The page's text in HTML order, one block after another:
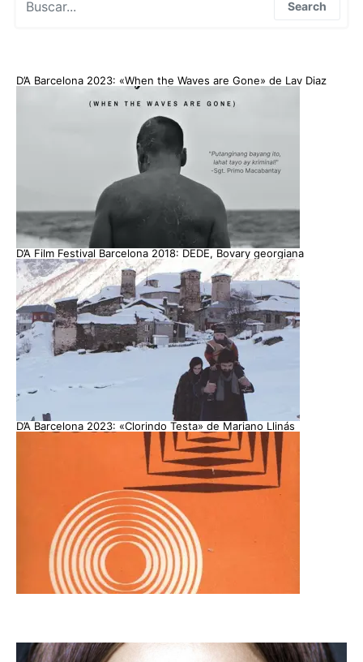
Search
D’A Barcelona 2023: «When the Waves are Gone» de Lav Diaz
D’A Film Festival Barcelona 2018: DEDE, Bovary georgiana
D’A Barcelona 2023: «Clorindo Testa» de Mariano Llinás